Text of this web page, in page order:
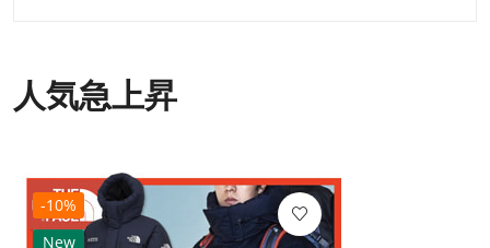
人気急上昇
-10%
New